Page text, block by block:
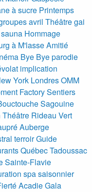
à sucre Printemps
avril Théâtre gai
Hommage
à M'lasse Amitié
Bye Bye parodie
implication
York Londres OMM
Factory Sentiers
Sagouine
Théâtre Rideau Vert
Auberge
terroirGuide
Québec Tadoussac
Sainte-Flavie
spa saisonnier
Acadie Gala